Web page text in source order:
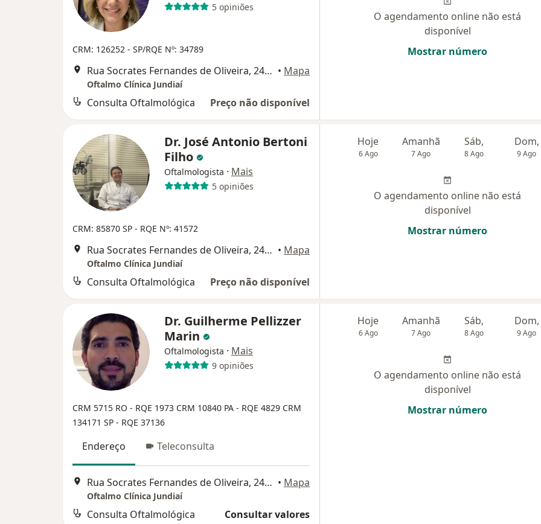
5 opiniões
CRM: 126252 - SP/RQE Nº: 34789
Rua Socrates Fernandes de Oliveira, 245, Jundiaí • Mapa
Oftalmo Clínica Jundiaí
Consulta Oftalmológica Preço não disponível
O agendamento online não está
disponível
Mostrar número
Dr. José Antonio Bertoni
Filho
Oftalmologista · Mais
5 opiniões
CRM: 85870 SP - RQE Nº: 41572
Rua Socrates Fernandes de Oliveira, 245, Jundiaí • Mapa
Oftalmo Clínica Jundiaí
Consulta Oftalmológica Preço não disponível
Hoje
6 Ago
Amanhã
7 Ago
Sáb,
8 Ago
Dom,
9 Ago
O agendamento online não está
disponível
Mostrar número
Dr. Guilherme Pellizzer
Marin
Oftalmologista · Mais
9 opiniões
CRM 5715 RO - RQE 1973 CRM 10840 PA - RQE 4829 CRM
134171 SP - RQE 37136
Endereço Teleconsulta
Rua Socrates Fernandes de Oliveira, 245, Jundiaí • Mapa
Oftalmo Clínica Jundiaí
Consulta Oftalmológica Consultar valores
Hoje
6 Ago
Amanhã
7 Ago
Sáb,
8 Ago
Dom,
9 Ago
O agendamento online não está
disponível
Mostrar número